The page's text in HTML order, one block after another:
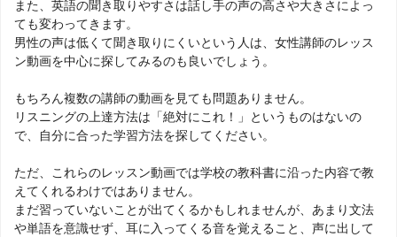
また、英語の聞き取りやすさは話し手の声の高さや大きさによっ
ても変わってきます。
男性の声は低くて聞き取りにくいという人は、女性講師のレッス
ン動画を中心に探してみるのも良いでしょう。
もちろん複数の講師の動画を見ても問題ありません。
リスニングの上達方法は「絶対にこれ！」というものはないの
で、自分に合った学習方法を探してください。
ただ、これらのレッスン動画では学校の教科書に沿った内容で教
えてくれるわけではありません。
まだ習っていないことが出てくるかもしれませんが、あまり文法
や単語を意識せず、耳に入ってくる音を覚えること、声に出して